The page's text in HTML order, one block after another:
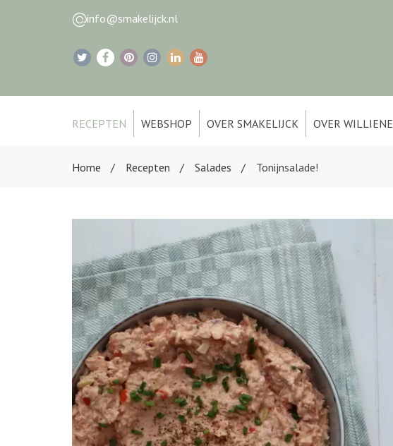
info@smakelijck.nl
RECEPTEN WEBSHOP OVER SMAKELIJCK OVER WILLIENE
Home Recepten Salades Tonijnsalade!